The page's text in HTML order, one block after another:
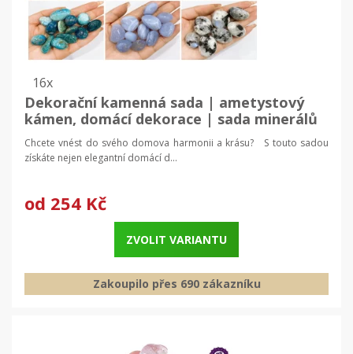
16x
Dekorační kamenná sada | ametystový
kámen, domácí dekorace | sada minerálů
Chcete vnést do svého domova harmonii a krásu? S touto sadou
získáte nejen elegantní domácí d...
od 254 Kč
ZVOLIT VARIANTU
Zakoupilo přes 690 zákazníku